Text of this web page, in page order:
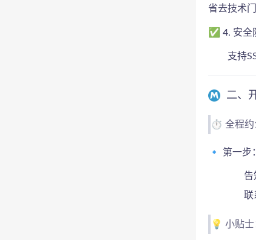
省去技术
✅ 4. 安全
支持
二、
⏱️ 全程约
🔹 第一步
告
联
💡 小贴